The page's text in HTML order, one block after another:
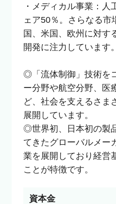
・メディカル事業：人
ェア50％。さらなる市
国、米国、欧州に対す
開発に注力しています。
◎「流体制御」技術を
ー分野や航空分野、医
ど、社会を支えるさま
展開しています。
◎世界初、日本初の製
てきたグローバルメー
業を展開しており経営
ことが特徴です。
資本金